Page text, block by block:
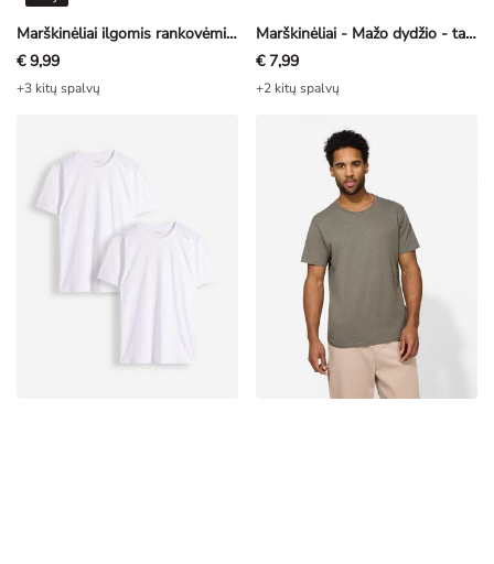
Marškinėliai ilgomis rankovėmis - tamsi turkio
€ 9,99
+3 kitų spalvų
Marškinėliai - Mažo dydžio - tamsiai mėlyna
€ 7,99
+2 kitų spalvų